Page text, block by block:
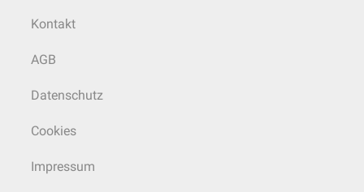
Kontakt
AGB
Datenschutz
Cookies
Impressum